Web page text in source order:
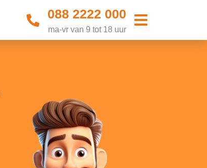
088 2222 000
ma-vr van 9 tot 18 uur